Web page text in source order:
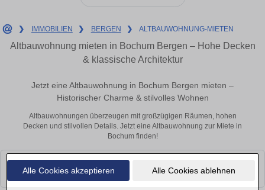
Alle Cookies akzeptieren Alle Cookies ablehnen
❯ IMMOBILIEN ❯ BERGEN ❯ ALTBAUWOHNUNG-MIETEN
Altbauwohnung mieten in Bochum Bergen – Hohe Decken
& klassische Architektur
Jetzt eine Altbauwohnung in Bochum Bergen mieten –
Historischer Charme & stilvolles Wohnen
Altbauwohnungen überzeugen mit großzügigen Räumen, hohen
Decken und stilvollen Details. Jetzt eine Altbauwohnung zur Miete in
Bochum finden!
Leider konnten wir derzeit keine passenden Objekte finden. Schauen Sie
bald wieder vorbei!